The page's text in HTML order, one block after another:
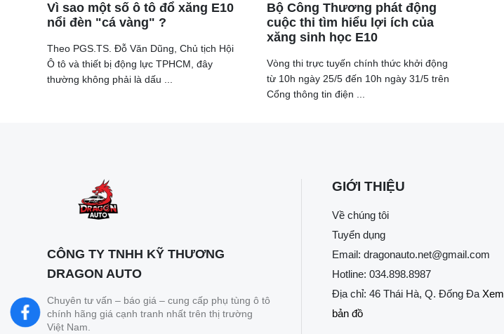
Vì sao một số ô tô đổ xăng E10
nổi đèn "cá vàng" ?
Theo PGS.TS. Đỗ Văn Dũng, Chủ tịch Hội
Ô tô và thiết bị động lực TPHCM, đây
thường không phải là dấu ...
Bộ Công Thương phát động
cuộc thi tìm hiểu lợi ích của
xăng sinh học E10
Vòng thi trực tuyến chính thức khởi động
từ 10h ngày 25/5 đến 10h ngày 31/5 trên
Cổng thông tin điện ...
CÔNG TY TNHH KỸ THƯƠNG
DRAGON AUTO
Chuyên tư vấn – báo giá – cung cấp phụ tùng ô tô
chính hãng giá cạnh tranh nhất trên thị trường
Việt Nam.
GIỚI THIỆU
Về chúng tôi
Tuyển dụng
Email: dragonauto.net@gmail.com
Hotline: 034.898.8987
Địa chỉ: 46 Thái Hà, Q. Đống Đa Xem
bản đồ